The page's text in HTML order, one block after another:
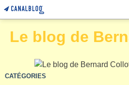
Le blog de
CATÉGORIES